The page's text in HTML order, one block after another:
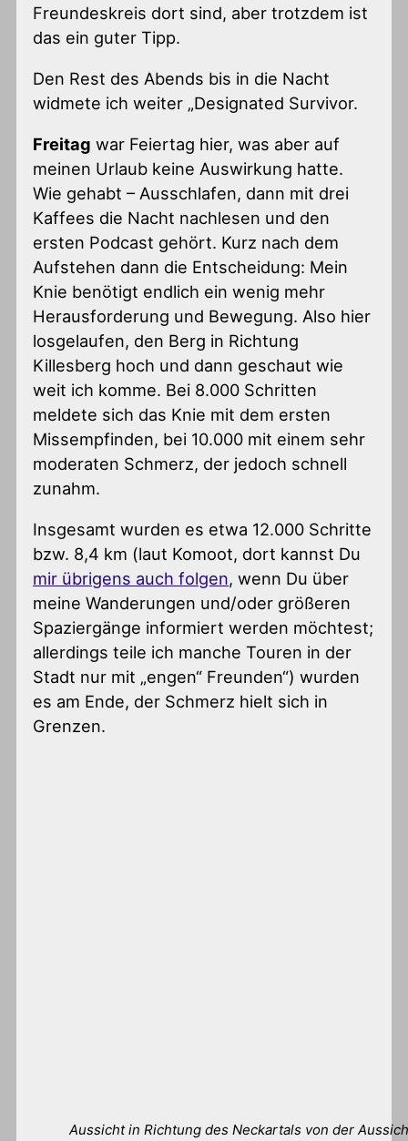
Freundeskreis dort sind, aber trotzdem ist
das ein guter Tipp.
Den Rest des Abends bis in die Nacht
widmete ich weiter „Designated Survivor.
Freitag war Feiertag hier, was aber auf
meinen Urlaub keine Auswirkung hatte.
Wie gehabt – Ausschlafen, dann mit drei
Kaffees die Nacht nachlesen und den
ersten Podcast gehört. Kurz nach dem
Aufstehen dann die Entscheidung: Mein
Knie benötigt endlich ein wenig mehr
Herausforderung und Bewegung. Also hier
losgelaufen, den Berg in Richtung
Killesberg hoch und dann geschaut wie
weit ich komme. Bei 8.000 Schritten
meldete sich das Knie mit dem ersten
Missempfinden, bei 10.000 mit einem sehr
moderaten Schmerz, der jedoch schnell
zunahm.
Insgesamt wurden es etwa 12.000 Schritte
bzw. 8,4 km (laut Komoot, dort kannst Du
mir übrigens auch folgen, wenn Du über
meine Wanderungen und/oder größeren
Spaziergänge informiert werden möchtest;
allerdings teile ich manche Touren in der
Stadt nur mit „engen“ Freunden“) wurden
es am Ende, der Schmerz hielt sich in
Grenzen.
Aussicht in Richtung des Neckartals von der